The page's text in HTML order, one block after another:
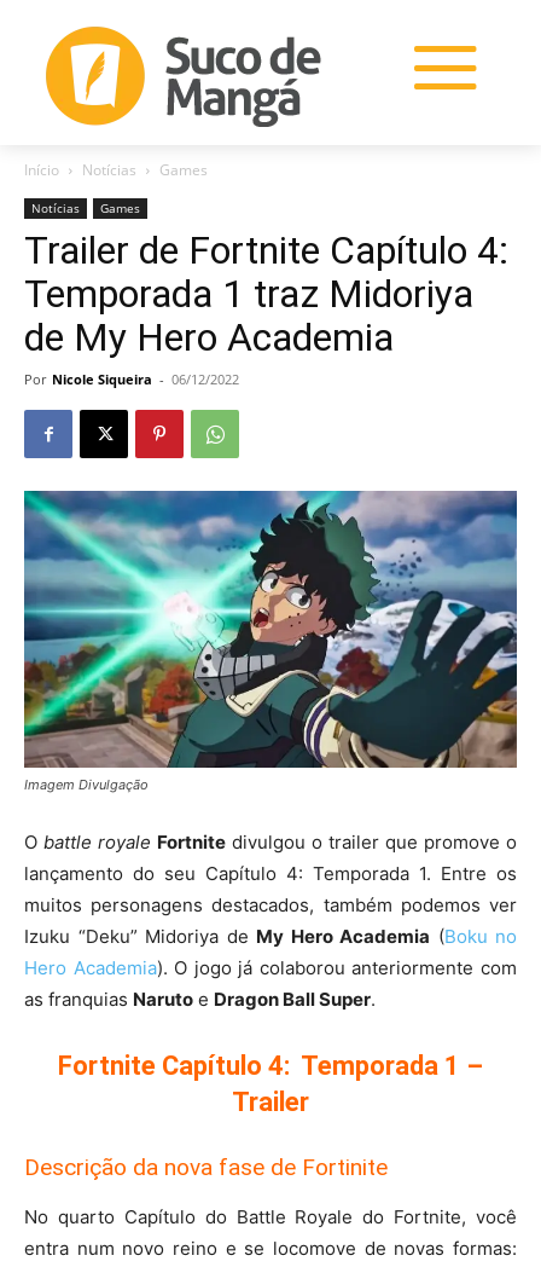
Início Notícias Games
Notícias Games
Trailer de Fortnite Capítulo 4:
Temporada 1 traz Midoriya
de My Hero Academia
Por Nicole Siqueira - 06/12/2022
Imagem Divulgação
O battle royale Fortnite divulgou o trailer que promove o
lançamento do seu Capítulo 4: Temporada 1. Entre os
muitos personagens destacados, também podemos ver
Izuku “Deku” Midoriya de My Hero Academia (Boku no
Hero Academia). O jogo já colaborou anteriormente com
as franquias Naruto e Dragon Ball Super.
Fortnite Capítulo 4: Temporada 1 –
Trailer
Descrição da nova fase de Fortinite
No quarto Capítulo do Battle Royale do Fortnite, você
entra num novo reino e se locomove de novas formas: